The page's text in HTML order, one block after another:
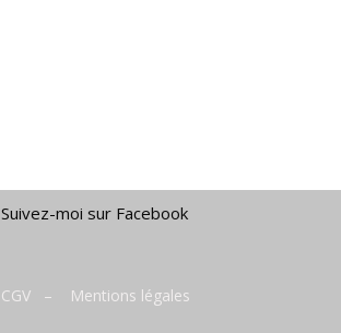
Suivez-moi sur Facebook
CGV – Mentions légales